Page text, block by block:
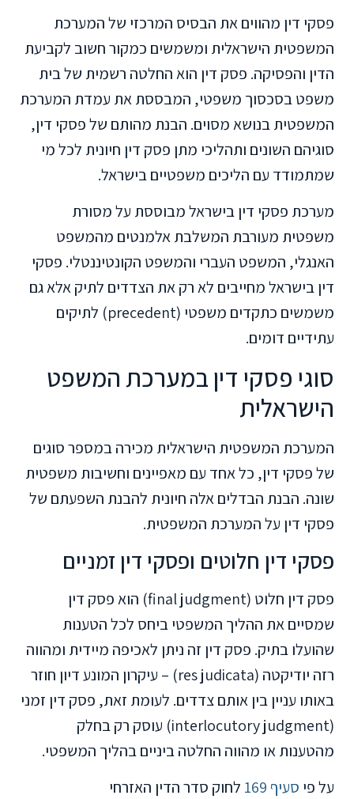
פסקי דין מהווים את הבסיס המרכזי של המערכת
המשפטית הישראלית ומשמשים כמקור חשוב לקביעת
הדין והפסיקה. פסק דין הוא החלטה רשמית של בית
משפט בסכסוך משפטי, המבססת את עמדת המערכת
המשפטית בנושא מסוים. הבנת מהותם של פסקי דין,
סוגיהם השונים ותהליכי מתן פסק דין חיונית לכל מי
שמתמודד עם הליכים משפטיים בישראל.
מערכת פסקי דין בישראל מבוססת על מסורת
משפטית מעורבת המשלבת אלמנטים מהמשפט
האנגלי, המשפט העברי והמשפט הקונטיננטלי. פסקי
דין בישראל מחייבים לא רק את הצדדים לתיק אלא גם
משמשים כתקדים משפטי (precedent) לתיקים
עתידיים דומים.
סוגי פסקי דין במערכת המשפט
הישראלית
המערכת המשפטית הישראלית מכירה במספר סוגים
של פסקי דין, כל אחד עם מאפיינים וחשיבות משפטית
שונה. הבנת הבדלים אלה חיונית להבנת השפעתם של
פסקי דין על המערכת המשפטית.
פסקי דין חלוטים ופסקי דין זמניים
פסק דין חלוט (final judgment) הוא פסק דין
שמסיים את ההליך המשפטי ביחס לכל הטענות
שהועלו בתיק. פסק דין זה ניתן לאכיפה מיידית ומהווה
רזה יודיקטה (res judicata) – עיקרון המונע דיון חוזר
באותו עניין בין אותם צדדים. לעומת זאת, פסק דין זמני
(interlocutory judgment) עוסק רק בחלק
מהטענות או מהווה החלטה ביניים בהליך המשפטי.
על פי סעיף 169
לחוק סדר הדין האזרחי